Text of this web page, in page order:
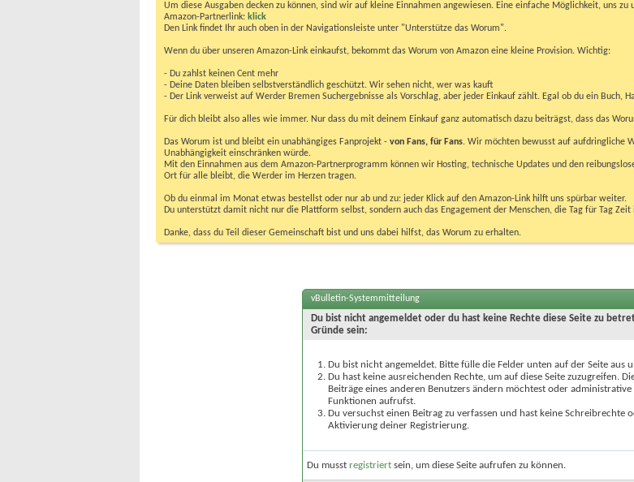
Um diese Ausgaben decken zu können, sind wir auf kleine Einnahmen angewiesen. Eine einfache Möglichkeit, uns
Amazon-Partnerlink: klick
Den Link findet Ihr auch oben in der Navigationsleiste unter "Unterstütze das Worum".
Wenn du über unseren Amazon-Link einkaufst, bekommt das Worum von Amazon eine kleine Provision. Wichtig:
- Du zahlst keinen Cent mehr
- Deine Daten bleiben selbstverständlich geschützt. Wir sehen nicht, wer was kauft
- Der Link verweist auf Werder Bremen Suchergebnisse als Vorschlag, aber jeder Einkauf zählt. Egal ob du ein Buch,
Für dich bleibt also alles wie immer. Nur dass du mit deinem Einkauf ganz automatisch dazu beiträgst, dass das
Das Worum ist und bleibt ein unabhängiges Fanprojekt - von Fans, für Fans. Wir möchten bewusst auf aufdringliche
Unabhängigkeit einschränken würde.
Mit den Einnahmen aus dem Amazon-Partnerprogramm können wir Hosting, technische Updates und den
Ort für alle bleibt, die Werder im Herzen tragen.
Ob du einmal im Monat etwas bestellst oder nur ab und zu: jeder Klick auf den Amazon-Link hilft uns spürbar weiter.
Du unterstützt damit nicht nur die Plattform selbst, sondern auch das Engagement der Menschen, die Tag für Tag
Danke, dass du Teil dieser Gemeinschaft bist und uns dabei hilfst, das Worum zu erhalten.
vBulletin-Systemmitteilung
Du bist nicht angemeldet oder du hast keine Rechte diese Seite zu
Gründe sein:
Du bist nicht angemeldet. Bitte fülle die Felder unten auf der Seite aus
Du hast keine ausreichenden Rechte, um auf diese Seite zuzugreifen.
Beiträge eines anderen Benutzers ändern möchtest oder
Funktionen aufrufst.
Du versuchst einen Beitrag zu verfassen und hast keine Schreibrechte
Aktivierung deiner Registrierung.
Du musst registriert sein, um diese Seite aufrufen zu können.